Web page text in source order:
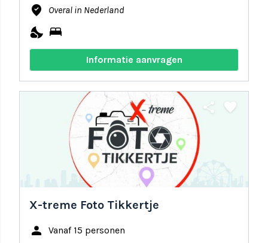
where_to_vote Overal in Nederland
nights_stay bed
Informatie aanvragen
share favorite
X-treme Foto Tikkertje
person Vanaf 15 personen